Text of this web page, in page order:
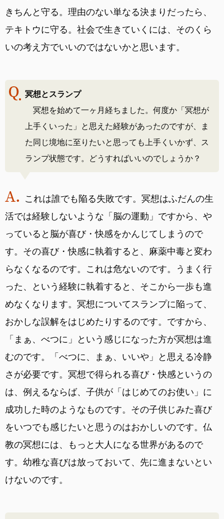
きちんと守る。理由のない単なる決まりだったら、
テキトウに守る。社会で生きていくには、そのくら
いの考え方でいいのではないかと思います。
冥想とスランプ
冥想を始めて一ヶ月経ちました。何度か「冥想が
上手くいった」と思えた経験があったのですが、ま
た同じ境地に至りたいと思っても上手くいかず、ス
ランプ状態です。どうすればいいのでしょうか？
これは誰でも陥る失敗です。冥想はふだんの生
活では経験しないような「脳の運動」ですから、や
っていると脳が喜び・快感をかんじてしまうので
す。その喜び・快感に執着すると、麻薬中毒と変わ
らなくなるのです。これは危ないのです。うまく行
った、という経験に執着すると、そこから一歩も進
めなくなります。冥想についてスランプに陥って、
おかしな誤解をはじめたりするのです。ですから、
「まぁ、べつに」という感じになった方が冥想は進
むのです。「べつに、まぁ、いいや」と思える冷静
さが必要です。冥想で得られる喜び・快感というの
は、例えるならば、子供が「はじめてのお使い」に
成功した時のようなものです。その子供じみた喜び
をいつでも感じたいと思うのはおかしいのです。仏
教の冥想には、もっと大人になる世界があるので
す。幼稚な喜びは放っておいて、先に進まないとい
けないのです。